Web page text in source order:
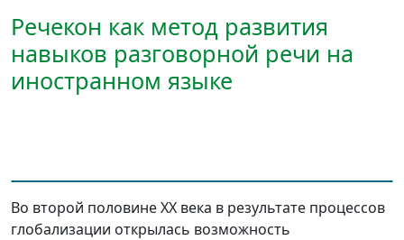
Речекон как метод развития
навыков разговорной речи на
иностранном языке
Во второй половине ХХ века в результате процессов
глобализации открылась возможность